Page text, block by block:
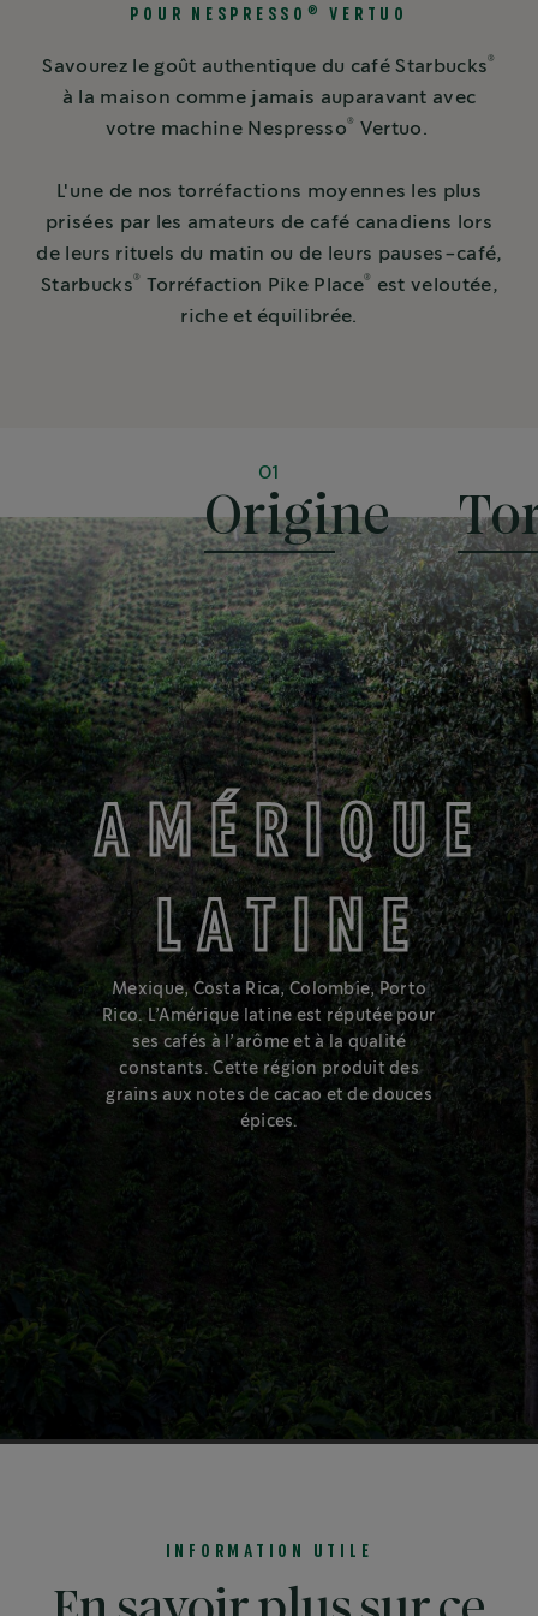
POUR NESPRESSO ® VERTUO
Savourez le goût authentique du café Starbucks®
à la maison comme jamais auparavant avec
votre machine Nespresso® Vertuo.
L'une de nos torréfactions moyennes les plus
prisées par les amateurs de café canadiens lors
de leurs rituels du matin ou de leurs pauses-café,
Starbucks® Torréfaction Pike Place®
est veloutée,
riche et équilibrée.
01
Origine
AMÉRIQUE
LATINE
Mexique, Costa Rica, Colombie, Porto
Rico. L’Amérique latine est réputée pour
ses cafés à l’arôme et à la qualité
constants. Cette région produit des
grains aux notes de cacao et de douces
épices.
MOYENNE
Vous aimez un café équilibré aux arômes veloutés et
accessibles? Essayez la torréfaction moyenne, au centre du
spectre.
En savoir plus sur le spectre de torréfactions
INFORMATION UTILE